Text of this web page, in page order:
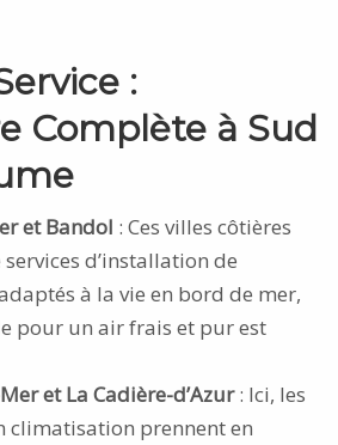
:
Complète à Sud
et Bandol : Ces villes côtières
d’installation de
à la vie en bord de mer,
pour un air frais et pur est
et La Cadière-d’Azur: Ici, les
climatisation prennent en